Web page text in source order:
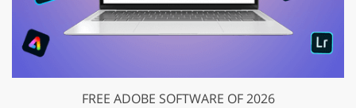
FREE ADOBE SOFTWARE OF 2026